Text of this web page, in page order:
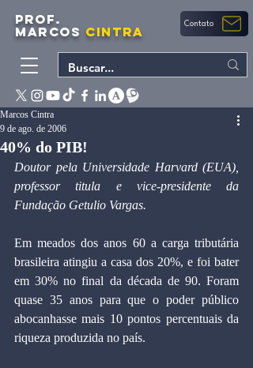
PROF.
MARCOS CINTRA Contato
40% do PIB!
Marcos Cintra
9 de ago. de 2006
Doutor pela Universidade Harvard (EUA),
professor titula e vice-presidente da
Fundação Getulio Vargas.
Em meados dos anos 60 a carga tributária
brasileira atingiu a casa dos 20%, e foi bater
em 30% no final da década de 90. Foram
quase 35 anos para que o poder público
abocanhasse mais 10 pontos percentuais da
riqueza produzida no país.